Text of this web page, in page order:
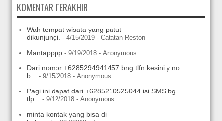
KOMENTAR TERAKHIR
Wah tempat wisata yang patut
dikunjungi. - 4/15/2019 - Catatan Reston
Mantapppp - 9/19/2018 - Anonymous
Dari nomor +6285294941457 bng tlfn kesini y no
b...
- 9/15/2018 - Anonymous
Pagi ini dapat dari +6285210525044 isi SMS bg
tlp...
- 9/12/2018 - Anonymous
minta kontak yang bisa di